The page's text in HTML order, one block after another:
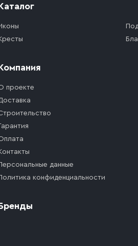
проекте
данные
конфиденциальности